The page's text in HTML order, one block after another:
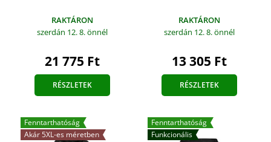
RAKTÁRON
szerdán 12. 8.önnél
21 775 Ft
RÉSZLETEK
RAKTÁRON
szerdán 12. 8.önnél
13 305 Ft
RÉSZLETEK
Fenntarthatóság
Akár 5XL-es méretben
Fenntarthatóság
Funkcionális